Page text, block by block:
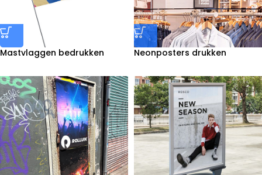
Mastvlaggen bedrukken Neonposters drukken